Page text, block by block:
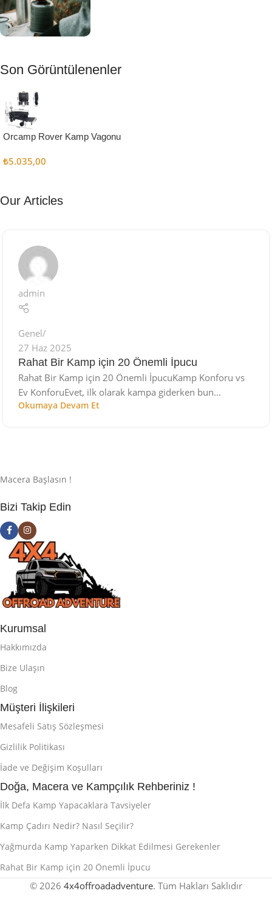
Muftağı
Kampçı
Şefler İçin
Keşfet
Son Görüntülenenler
Orcamp Rover Kamp Vagonu
₺5.035,00
Our Articles
admin
Genel
27 Haz 2025
Rahat Bir Kamp için 20 Önemli İpucu
Rahat Bir Kamp için 20 Önemli İpucuKamp Konforu vs
Ev KonforuEvet, ilk olarak kampa giderken bun...
Okumaya Devam Et
Macera Başlasın !
Bizi Takip Edin
Kurumsal
Hakkımızda
Bize Ulaşın
Blog
Müşteri İlişkileri
Mesafeli Satış Sözleşmesi
Gizlilik Politikası
İade ve Değişim Koşulları
Doğa, Macera ve Kampçılık Rehberiniz !
İlk Defa Kamp Yapacaklara Tavsiyeler
Kamp Çadırı Nedir? Nasıl Seçilir?
Yağmurda Kamp Yaparken Dikkat Edilmesi Gerekenler
Rahat Bir Kamp için 20 Önemli İpucu
© 2026 4x4offroadadventure. Tüm Hakları Saklıdır